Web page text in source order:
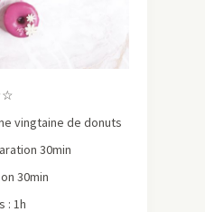
vingtaine de donuts
30min
30min
: 1h